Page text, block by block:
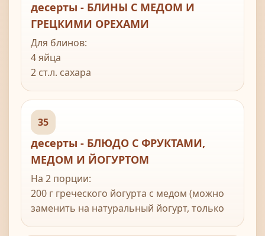
десерты - БЛИНЫ С МЕДОМ И
ГРЕЦКИМИ ОРЕХАМИ
Для блинов:
4 яйца
2 ст.л. сахара
2 ст. молока
1 ст. воды
мука
Для начинки:
стакан меда и стакан грецких орехов
35
десерты - БЛЮДО С ФРУКТАМИ,
МЕДОМ И ЙОГУРТОМ
На 2 порции:
200 г греческого йогурта с медом (можно
заменить на натуральный йогурт, только